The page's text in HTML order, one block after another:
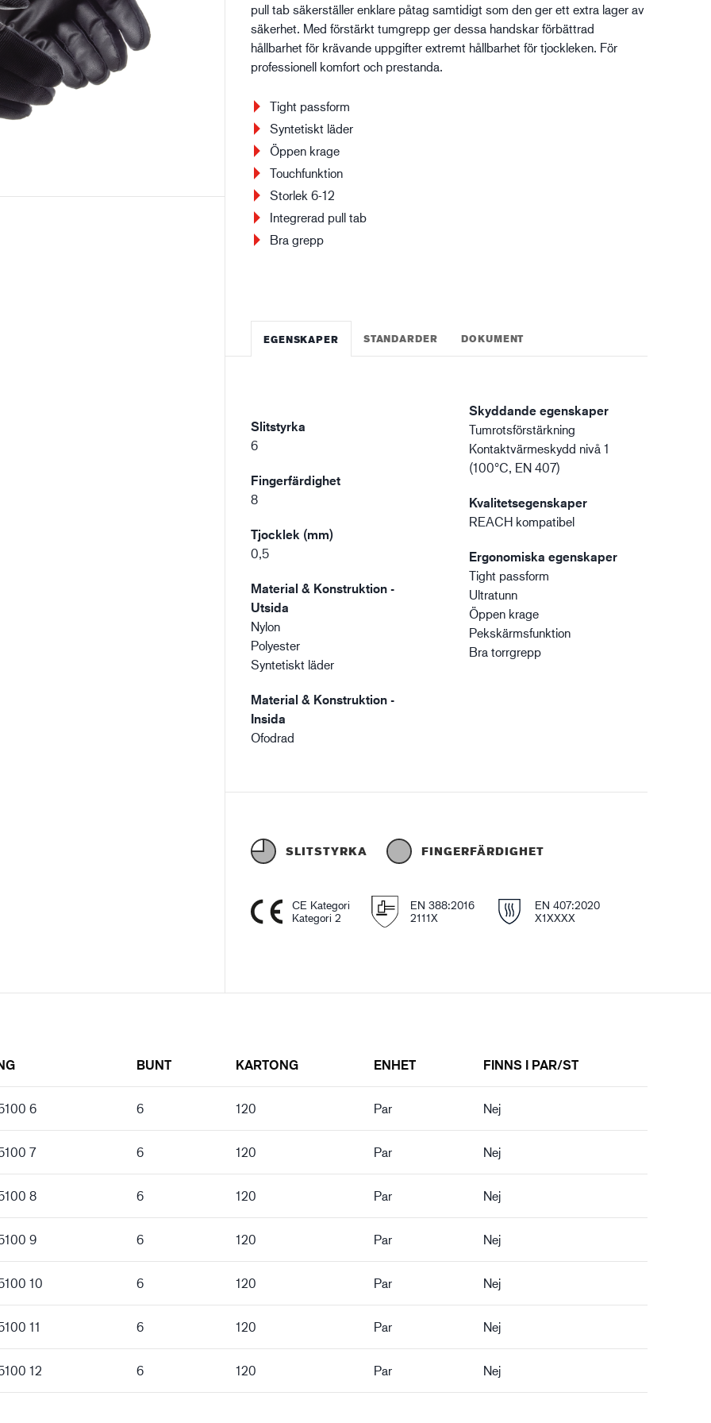
XTRM™
Bygg- och anläggning Logistik
pull tab säkerställer enklare påtag samtidigt som den ger ett extra lager av
säkerhet. Med förstärkt tumgrepp ger dessa handskar förbättrad
hållbarhet för krävande uppgifter extremt hållbarhet för tjockleken. För
professionell komfort och prestanda.
Tight passform
Syntetiskt läder
Öppen krage
Touchfunktion
Storlek 6-12
Integrerad pull tab
Bra grepp
EGENSKAPER STANDARDER DOKUMENT
Slitstyrka
6
Fingerfärdighet
8
Tjocklek (mm)
0,5
Material & Konstruktion -
Utsida
Nylon
Polyester
Syntetiskt läder
Material & Konstruktion -
Insida
Ofodrad
Skyddande egenskaper
Tumrotsförstärkning
Kontaktvärmeskydd nivå 1
(100°C, EN 407)
Kvalitetsegenskaper
REACH kompatibel
Ergonomiska egenskaper
Tight passform
Ultratunn
Öppen krage
Pekskärmsfunktion
Bra torrgrepp
SLITSTYRKA FINGERFÄRDIGHET
CE Kategori
Kategori 2
EN 388:2016
2111X
EN 407:2020
X1XXXX
BUNT KARTONG ENHET FINNS I PAR/ST
6 6 120 Par Nej
7 6 120 Par Nej
8 6 120 Par Nej
9 6 120 Par Nej
10 6 120 Par Nej
11 6 120 Par Nej
12 6 120 Par Nej